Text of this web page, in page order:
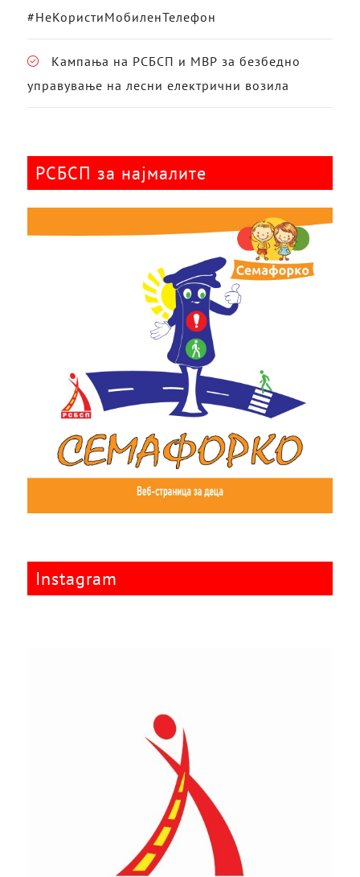
#НеКористиМобиленТелефон
Кампања на РСБСП и МВР за безбедно
управување на лесни електрични возила
РСБСП за најмалите
Instagram